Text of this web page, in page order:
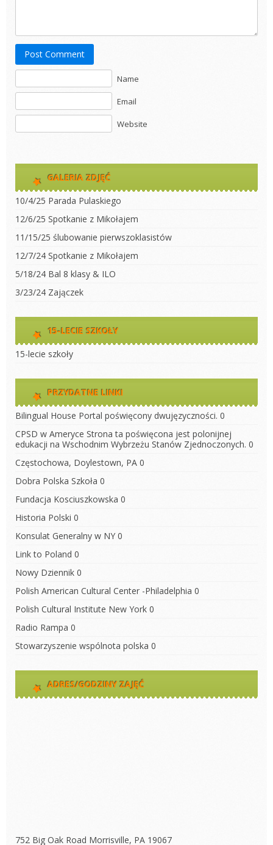
Post Comment
Name
Email
Website
GALERIA ZDJĘĆ
10/4/25 Parada Pulaskiego
12/6/25 Spotkanie z Mikołajem
11/15/25 ślubowanie pierwszoklasistów
12/7/24 Spotkanie z Mikołajem
5/18/24 Bal 8 klasy & ILO
3/23/24 Zajączek
15-LECIE SZKOŁY
15-lecie szkoły
PRZYDATNE LINKI
Bilingual House Portal poświęcony dwujęzyczności. 0
CPSD w Ameryce Strona ta poświęcona jest polonijnej
edukacji na Wschodnim Wybrzeżu Stanów Zjednoczonych. 0
Częstochowa, Doylestown, PA 0
Dobra Polska Szkoła 0
Fundacja Kosciuszkowska 0
Historia Polski 0
Konsulat Generalny w NY 0
Link to Poland 0
Nowy Dziennik 0
Polish American Cultural Center -Philadelphia 0
Polish Cultural Institute New York 0
Radio Rampa 0
Stowarzyszenie wspólnota polska 0
ADRES/GODZINY ZAJĘĆ
752 Big Oak Road Morrisville, PA 19067